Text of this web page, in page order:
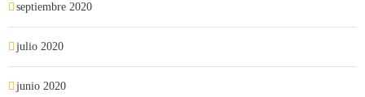
septiembre 2020
julio 2020
junio 2020